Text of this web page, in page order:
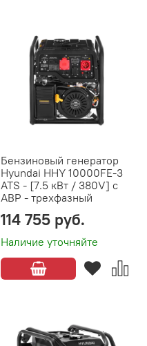
Бензиновый генератор
Hyundai HHY 10000FE-3
ATS - [7.5 кВт / 380V] с
АВР - трехфазный
Наличие уточняйте
114 755 руб.